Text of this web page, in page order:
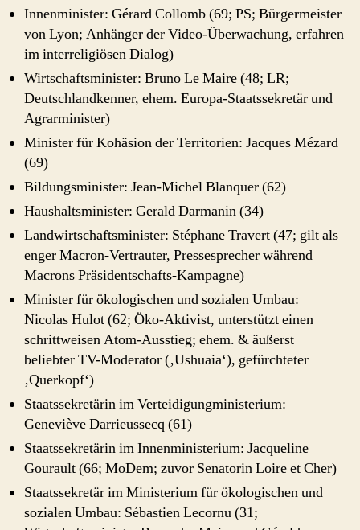
Innenminister: Gérard Collomb (69; PS; Bürgermeister
von Lyon; Anhänger der Video-Überwachung, erfahren
im interreligiösen Dialog)
Wirtschaftsminister: Bruno Le Maire (48; LR;
Deutschlandkenner, ehem. Europa-Staatssekretär und
Agrarminister)
Minister für Kohäsion der Territorien: Jacques Mézard
(69)
Bildungsminister: Jean-Michel Blanquer (62)
Haushaltsminister: Gerald Darmanin (34)
Landwirtschaftsminister: Stéphane Travert (47; gilt als
enger Macron-Vertrauter, Pressesprecher während
Macrons Präsidentschafts-Kampagne)
Minister für ökologischen und sozialen Umbau:
Nicolas Hulot (62; Öko-Aktivist, unterstützt einen
schrittweisen Atom-Ausstieg; ehem. & äußerst
beliebter TV-Moderator (‚Ushuaia‘), gefürchteter
‚Querkopf‘)
Staatssekretärin im Verteidigungministerium:
Geneviève Darrieussecq (61)
Staatssekretärin im Innenministerium: Jacqueline
Gourault (66; MoDem; zuvor Senatorin Loire et Cher)
Staatssekretär im Ministerium für ökologischen und
sozialen Umbau: Sébastien Lecornu (31;